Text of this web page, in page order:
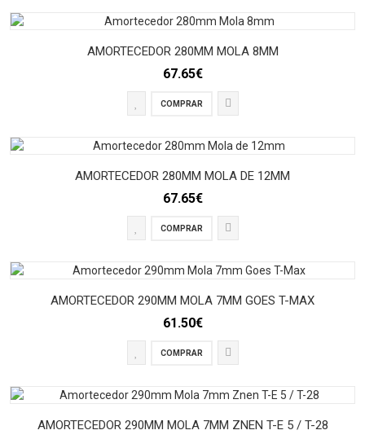
AMORTECEDOR 280MM MOLA 8MM
67.65€
COMPRAR
AMORTECEDOR 280MM MOLA DE 12MM
67.65€
COMPRAR
AMORTECEDOR 290MM MOLA 7MM GOES T-MAX
61.50€
COMPRAR
AMORTECEDOR 290MM MOLA 7MM ZNEN T-E 5 / T-28